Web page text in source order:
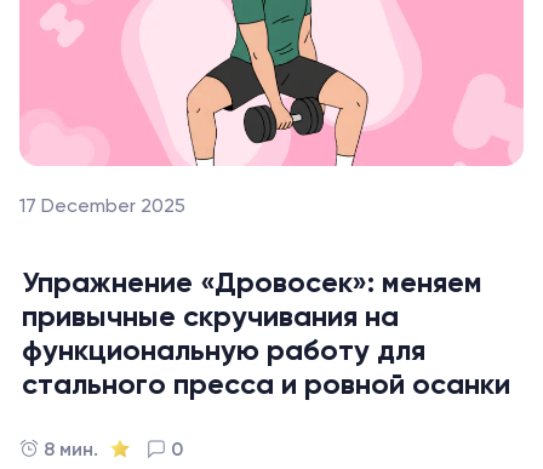
17 December 2025
Упражнение «Дровосек»: меняем
привычные скручивания на
функциональную работу для
стального пресса и ровной осанки
8 мин. 0